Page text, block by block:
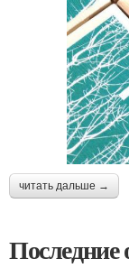
читать дальше →
Последние